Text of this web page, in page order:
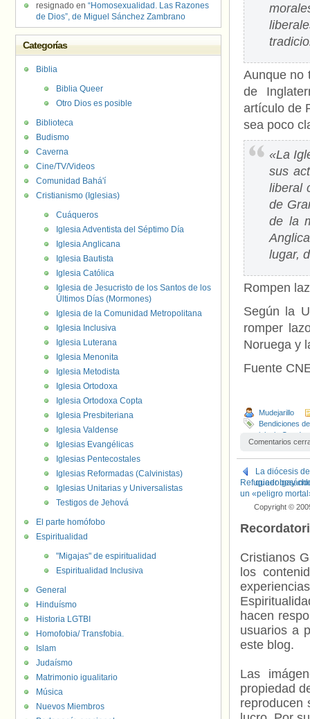
Aunque no
de
artículo de
sea poco
«La
sus
liberal
de
de la
lugar,
Rompen
Según la
romper
Noruega y
Fuente
Mudejarillo
Bendiciones
iglesia
Ortodoxos
Comentarios
La diócesis
queer
Refugiado gay
un «peligro
Copyright ©
Cristianos
los
hacen
usuarios a
este blog.
Las
propiedad
reproducen
resignado en “Homosexualidad. Las Razones
de Dios”, de Miguel Sánchez Zambrano
Categorías
Biblia
Biblia Queer
Otro Dios es posible
Biblioteca
Budismo
Caverna
Cine/TV/Videos
Comunidad Bahá'í
Cristianismo (Iglesias)
Cuáqueros
Iglesia Adventista del Séptimo Día
Iglesia Anglicana
Iglesia Bautista
Iglesia Católica
Iglesia de Jesucristo de los Santos de los
Últimos Días (Mormones)
Iglesia de la Comunidad Metropolitana
Iglesia Inclusiva
Iglesia Luterana
Iglesia Menonita
Iglesia Metodista
Iglesia Ortodoxa
Iglesia Ortodoxa Copta
Iglesia Presbiteriana
Iglesia Valdense
Iglesias Evangélicas
Iglesias Pentecostales
Iglesias Reformadas (Calvinistas)
Iglesias Unitarias y Universalistas
Testigos de Jehová
El parte homófobo
Espiritualidad
"Migajas" de espiritualidad
Espiritualidad Inclusiva
General
Hinduísmo
Historia LGTBI
Homofobia/ Transfobia.
Islam
Judaísmo
Matrimonio igualitario
Música
Nuevos Miembros